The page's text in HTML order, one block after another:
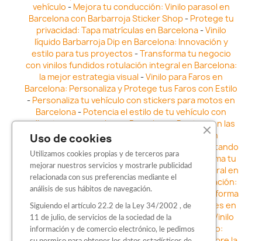
vehículo - Mejora tu conducción: Vinilo parasol en
Barcelona con Barbarroja Sticker Shop- Protege tu
privacidad: Tapa matrículas en Barcelona-Vinilo
líquido Barbarroja Dip en Barcelona: Innovación y
estilo para tus proyectos -Transforma tu negocio
con vinilos fundidos rotulación integral en Barcelona:
la mejor estrategia visual -Vinilo para Faros en
Barcelona: Personaliza y Protege tus Faros con Estilo
- Personaliza tu vehículo con stickers para motos en
Barcelona- Potencia el estilo de tu vehículo con
adhesivos para coche en Barcelona-Destaca en las
calles: Los Mejores stickers para coches en
Vinilo para faros en Barcelona: Resaltando
la Estética y Seguridad del Automóvil- Transforma tu
vehículo con los vinilos fundidos rotulación integral en
Barcelona-Explora la Innovación en Personalización:
Vinilo líquido barbarroja dip en Barcelona
Transforma
tu vehículo con estilo: Kits adhesivos para coches en
Barcelona-Personaliza tu vehículo con estilo: Vinilo
para coche en Barcelona-Destaca con Estilo:
Uso de cookies
Utilizamos cookies propias y de terceros para
mejorar nuestros servicios y mostrarle publicidad
relacionada con sus preferencias mediante el
análisis de sus hábitos de navegación.
Siguiendo el artículo 22.2 de la Ley 34/2002 , de
11 de julio, de servicios de la sociedad de la
información y de comercio electrónico, le pedimos